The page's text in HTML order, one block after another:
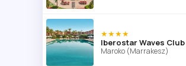
★★★★
Maroko (Marrakesz)